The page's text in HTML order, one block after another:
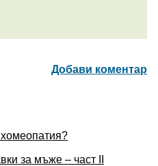
Добави коментар
за мъже – част II